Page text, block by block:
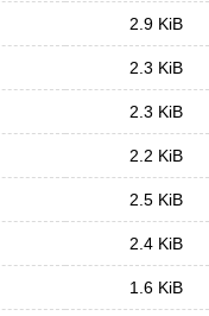
2.9 KiB
2.3 KiB
2.3 KiB
2.2 KiB
2.5 KiB
2.4 KiB
1.6 KiB